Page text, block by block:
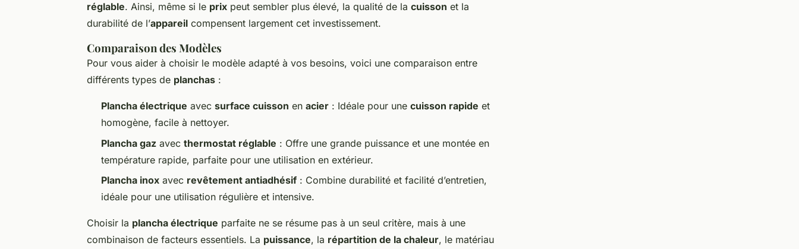
réglable. Ainsi, même si le prix peut sembler plus élevé, la qualité de la cuisson et la
durabilité de l’appareil compensent largement cet investissement.
Comparaison des Modèles
Pour vous aider à choisir le modèle adapté à vos besoins, voici une comparaison entre
différents types de planchas :
Plancha électrique avec surface cuisson en acier : Idéale pour une cuisson rapide et
homogène, facile à nettoyer.
Plancha gaz avec thermostat réglable : Offre une grande puissance et une montée en
température rapide, parfaite pour une utilisation en extérieur.
Plancha inox avec revêtement antiadhésif : Combine durabilité et facilité d’entretien,
idéale pour une utilisation régulière et intensive.
Choisir la plancha électrique parfaite ne se résume pas à un seul critère, mais à une
combinaison de facteurs essentiels. La puissance, la répartition de la chaleur, le matériau